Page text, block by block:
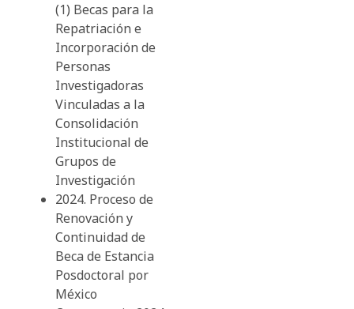
(1) Becas para la
Repatriación e
Incorporación de
Personas
Investigadoras
Vinculadas a la
Consolidación
Institucional de
Grupos de
Investigación
2024. Proceso de
Renovación y
Continuidad de
Beca de Estancia
Posdoctoral por
México